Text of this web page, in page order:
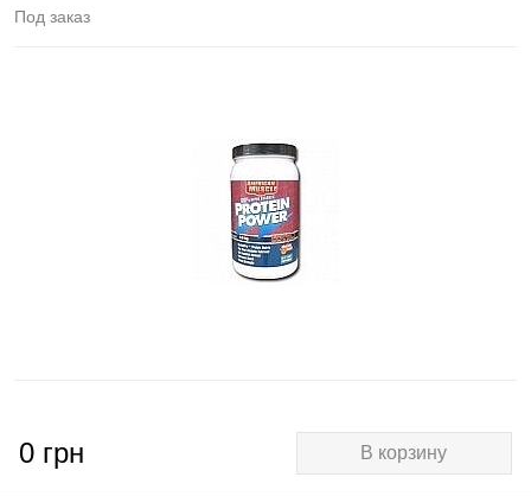
Под заказ
0 грн В корзину